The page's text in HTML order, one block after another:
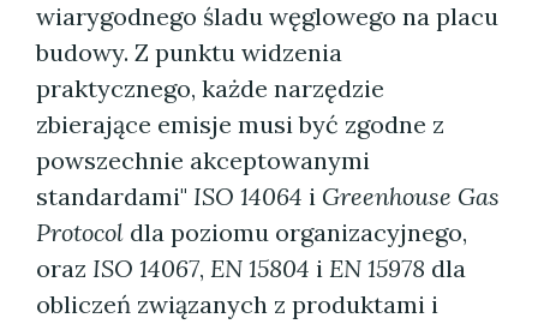
wiarygodnego śladu węglowego na placu
budowy. Z punktu widzenia
praktycznego, każde narzędzie
zbierające emisje musi być zgodne z
powszechnie akceptowanymi
standardami" ISO 14064 i Greenhouse Gas
Protocol dla poziomu organizacyjnego,
oraz ISO 14067, EN 15804 i EN 15978 dla
obliczeń związanych z produktami i